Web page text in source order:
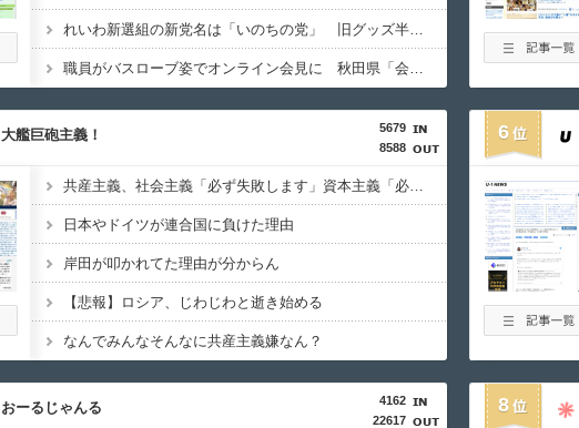
れいわ新選組の新党名は「いのちの党」 旧グッズ半額で販売 どうなる秘書給与疑惑
職員がバスローブ姿でオンライン会見に 秋田県「会見の対応に問題があった」
5679
8588
大艦巨砲主義！
共産主義、社会主義「必ず失敗します」資本主義「必ず少子化します」
日本やドイツが連合国に負けた理由
岸田が叩かれてた理由が分からん
【悲報】ロシア、じわじわと逝き始める
なんでみんなそんなに共産主義嫌なん？
6
4162
22617
おーるじゃんる 8